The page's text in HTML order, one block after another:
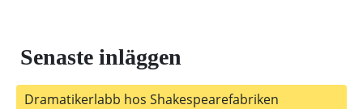
Senaste inläggen
Dramatikerlabb hos Shakespearefabriken